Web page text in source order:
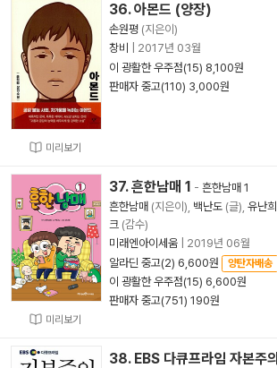
미리보기
36. 아몬드 (양장)
손원평 (지은이)
창비
2017년 03월
이 광활한 우주점(15) 8,100원
판매자 중고(110) 3,000원
미리보기
37. 흔한남매 1 - 흔한남매 1
흔한남매 (지은이), 백난도 (글), 유난희
크 (감수)
미래엔아이세움
2019년 06월
알라딘 중고(2) 6,600원
양탄자배송
이 광활한 우주점(15) 6,600원
판매자 중고(751) 190원
38. EBS 다큐프라임 자본주의